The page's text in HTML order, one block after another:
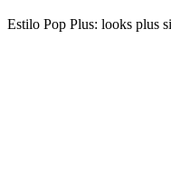
Estilo Pop Plus: looks plus